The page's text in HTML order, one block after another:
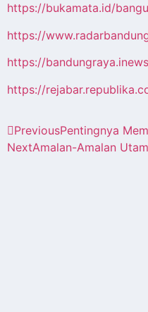
https://bukamata.id/
https://
https://
https://
PreviousPentingnya
NextAmalan-Amalan